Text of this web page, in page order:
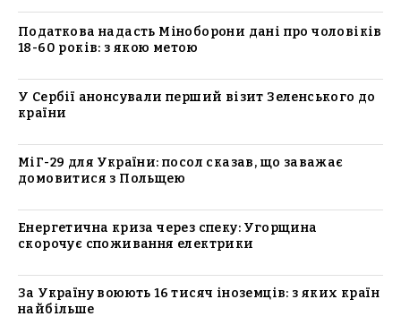
Податкова надасть Міноборони дані про чоловіків
18-60 років: з якою метою
У Сербії анонсували перший візит Зеленського до
країни
МіГ-29 для України: посол сказав, що заважає
домовитися з Польщею
Енергетична криза через спеку: Угорщина
скорочує споживання електрики
За Україну воюють 16 тисяч іноземців: з яких країн
найбільше